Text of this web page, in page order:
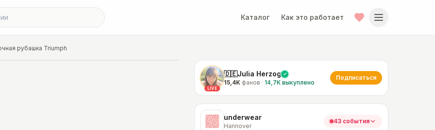
Каталог Как это работает
рубашка Triumph
LIVE
🇩🇪Julia Herzog
15,4K фанов · 14,7K выкуплено
Подписаться
underwear
Hannover
43 события